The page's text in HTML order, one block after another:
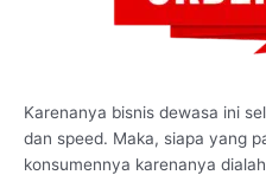
Karenanya bisnis dewasa ini
dan speed. Maka, siapa yang
konsumennya karenanya